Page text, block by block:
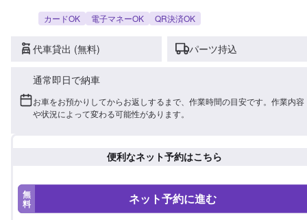
カードOK 電子マネーOK QR決済OK
代車貸出 (無料) パーツ持込
通常即日で納車
お車をお預かりしてからお返しするまで、作業時間の目安です。作業内容
や状況によって変わる可能性があります。
便利なネット予約はこちら
無
料 ネット予約に進む